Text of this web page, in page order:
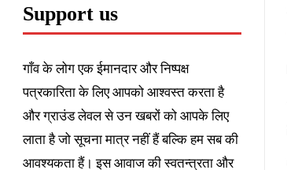
Support us
गाँव के लोग एक ईमानदार और निष्पक्ष
पत्रकारिता के लिए आपको आश्वस्त करता है
और ग्राउंड लेवल से उन खबरों को आपके लिए
लाता है जो सूचना मात्र नहीं हैं बल्कि हम सब की
आवश्यकता हैं। इस आवाज की स्वतन्त्रता और